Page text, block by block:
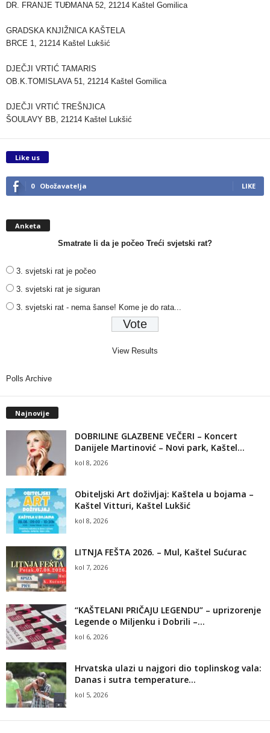
DR. FRANJE TUĐMANA 52, 21214 Kaštel Gomilica
GRADSKA KNJIŽNICA KAŠTELA
BRCE 1, 21214 Kaštel Lukšić
DJEČJI VRTIĆ TAMARIS
OB.K.TOMISLAVA 51, 21214 Kaštel Gomilica
DJEČJI VRTIĆ TREŠNJICA
ŠOULAVY BB, 21214 Kaštel Lukšić
Like us
0 Obožavatelja LIKE
Anketa
Smatrate li da je počeo Treći svjetski rat?
3. svjetski rat je počeo
3. svjetski rat je siguran
3. svjetski rat - nema šanse! Kome je do rata...
View Results
Polls Archive
Najnovije
DOBRILINE GLAZBENE VEČERI – Koncert
Danijele Martinović – Novi park, Kaštel...
kol 8, 2026
Obiteljski Art doživljaj: Kaštela u bojama –
Kaštel Vitturi, Kaštel Lukšić
kol 8, 2026
LITNJA FEŠTA 2026. – Mul, Kaštel Sućurac
kol 7, 2026
“KAŠTELANI PRIČAJU LEGENDU” – uprizorenje
Legende o Miljenku i Dobrili –...
kol 6, 2026
Hrvatska ulazi u najgori dio toplinskog vala:
Danas i sutra temperature...
kol 5, 2026